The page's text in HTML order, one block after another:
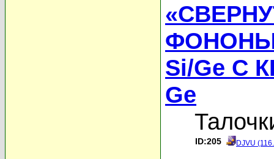
ФОНОНЫ
Si/Ge С
Ge
ID:205 DJVU